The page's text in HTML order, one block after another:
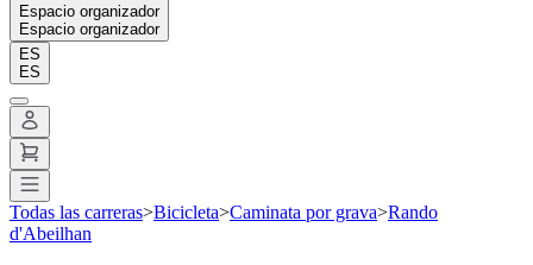
Espacio organizador
Espacio organizador
ES
ES
Todas las carreras>Bicicleta>Caminata por grava>Rando
d'Abeilhan